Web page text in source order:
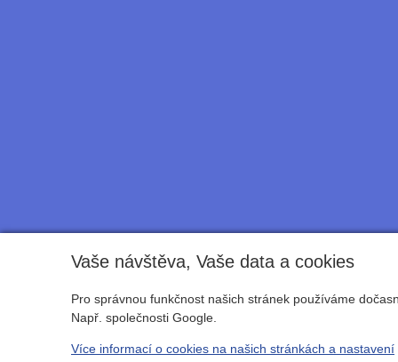
Vaše návštěva, Vaše data a cookies
Pro správnou funkčnost našich stránek používáme
Např. společnosti Google.
Více informací o cookies na našich stránkách a nastavení